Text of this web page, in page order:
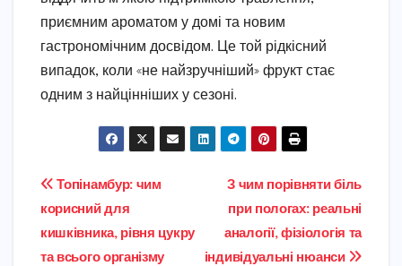
приємним ароматом у домі та новим
гастрономічним досвідом. Це той рідкісний
випадок, коли «не найзручніший» фрукт стає
одним з найцінніших у сезоні.
Навігація
записів
З чим порівняти біль
при пологах: реальні
аналогії, фізіологія та
індивідуальні нюанси
Топінамбур: чим
корисний для
кишківника, рівня цукру
та всього організму